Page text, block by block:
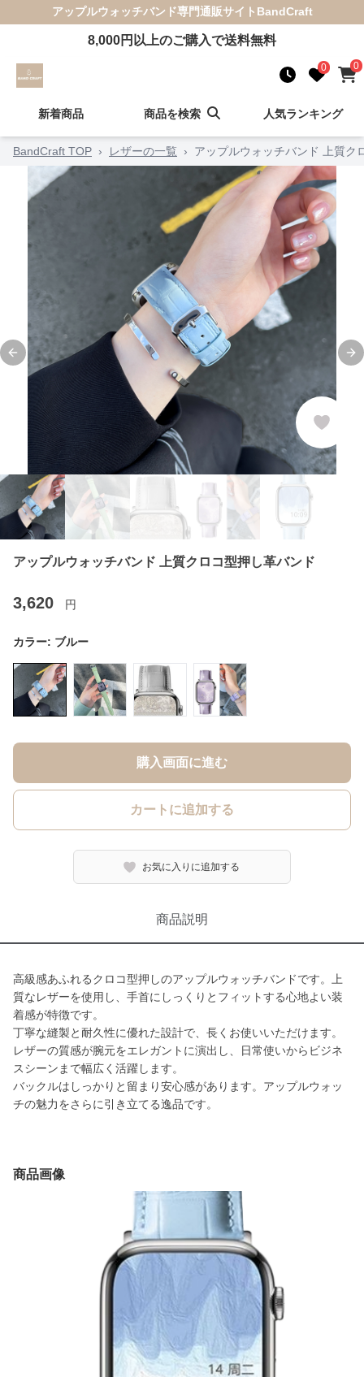
アップルウォッチバンド専門通販サイト BandCraft
8,000円以上のご購入で送料無料
0 0
新着商品 商品を検索 人気ランキング
BandCraft TOP › レザーの一覧 › アップルウォッチバンド 上質ク
Previous slide
アップルウォッチバンド 上質クロコ型押し革バンド
3,620 円
カラー: ブルー
購入画面に進む
カートに追加する
お気に入りに追加する
商品説明
高級感あふれるクロコ型押しのアップルウォッチバンドです。上
質なレザーを使用し、手首にしっくりとフィットする心地よい装
着感が特徴です。
丁寧な縫製と耐久性に優れた設計で、長くお使いいただけます。
レザーの質感が腕元をエレガントに演出し、日常使いからビジネ
スシーンまで幅広く活躍します。
バックルはしっかりと留まり安心感があります。アップルウォッ
チの魅力をさらに引き立てる逸品です。
商品画像